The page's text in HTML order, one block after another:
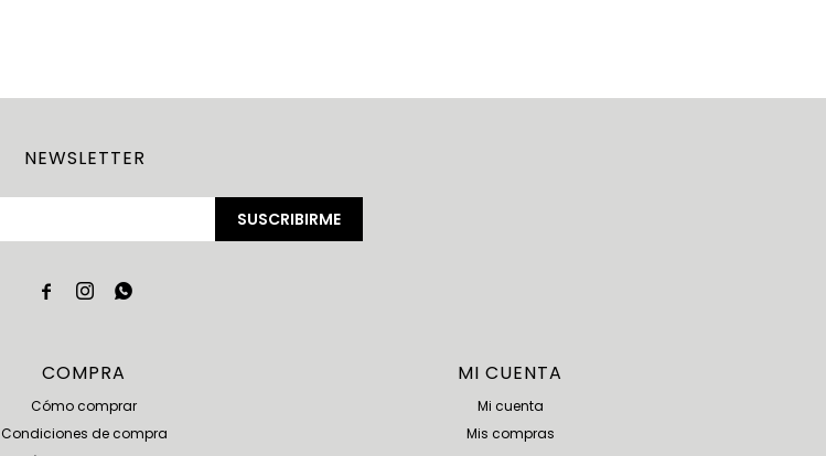
COMPRA
Cómo comprar
Condiciones de compra
MI CUENTA
Mi cuenta
Mis compras
NEWSLETTER
SUSCRIBIRME
  